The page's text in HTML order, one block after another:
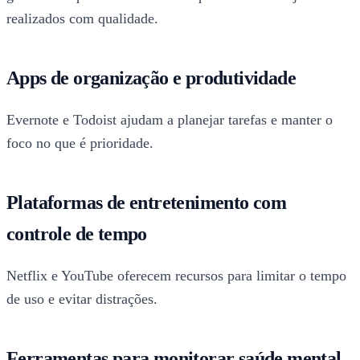
realizados com qualidade.
Apps de organização e produtividade
Evernote e Todoist ajudam a planejar tarefas e manter o
foco no que é prioridade.
Plataformas de entretenimento com
controle de tempo
Netflix e YouTube oferecem recursos para limitar o tempo
de uso e evitar distrações.